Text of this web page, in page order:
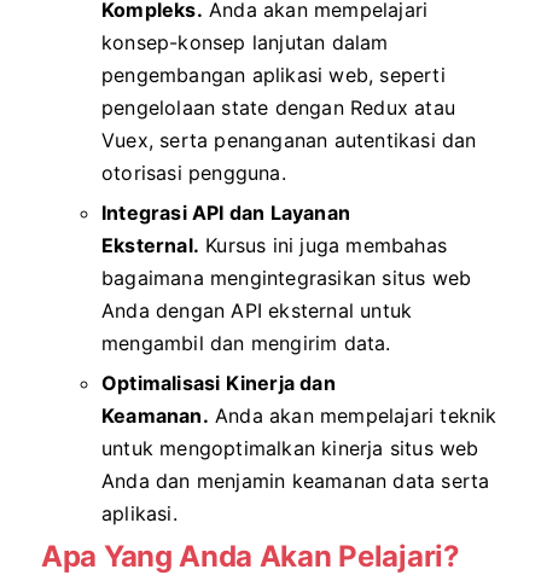
Kompleks. Anda akan mempelajari
konsep-konsep lanjutan dalam
pengembangan aplikasi web, seperti
pengelolaan state dengan Redux atau
Vuex, serta penanganan autentikasi dan
otorisasi pengguna.
Integrasi API dan Layanan
Eksternal. Kursus ini juga membahas
bagaimana mengintegrasikan situs web
Anda dengan API eksternal untuk
mengambil dan mengirim data.
Optimalisasi Kinerja dan
Keamanan. Anda akan mempelajari teknik
untuk mengoptimalkan kinerja situs web
Anda dan menjamin keamanan data serta
aplikasi.
Apa Yang Anda Akan Pelajari?